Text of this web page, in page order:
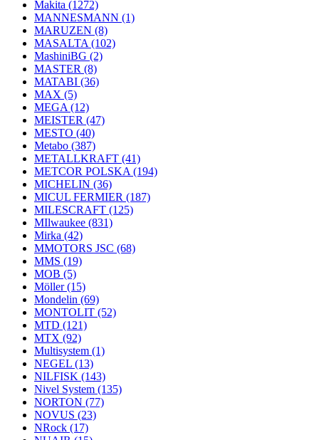
Makita (1272)
MANNESMANN (1)
MARUZEN (8)
MASALTA (102)
MashiniBG (2)
MASTER (8)
MATABI (36)
MAX (5)
MEGA (12)
MEISTER (47)
MESTO (40)
Metabo (387)
METALLKRAFT (41)
METCOR POLSKA (194)
MICHELIN (36)
MICUL FERMIER (187)
MILESCRAFT (125)
MIlwaukee (831)
Mirka (42)
MMOTORS JSC (68)
MMS (19)
MOB (5)
Möller(15)
Mondelin (69)
MONTOLIT (52)
MTD (121)
MTX (92)
Multisystem (1)
NEGEL (13)
NILFISK (143)
Nivel System (135)
NORTON (77)
NOVUS (23)
NRock (17)